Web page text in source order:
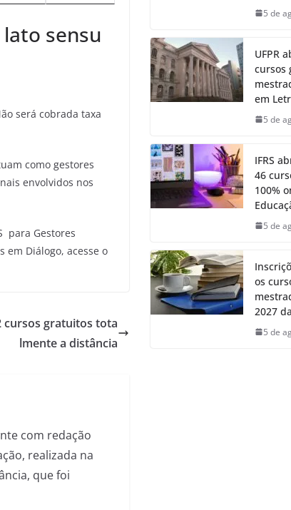
sensu
será cobrada taxa
como gestores
envolvidos nos
para Gestores
em Diálogo, acesse o
cursos gratuitos tota
lmente a distância
com redação
realizada na
que foi
5 de
UFPR
cursos
em
5 de
IFRS
46
100%
5 de
os
2027
5 de